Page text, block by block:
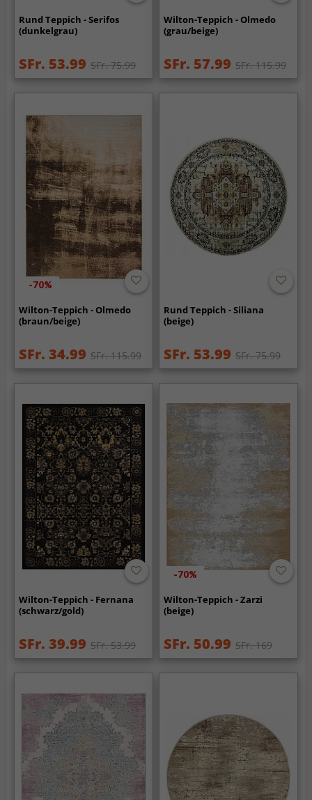
Rund Teppich - Serifos
(dunkelgrau)
SFr. 53.99 SFr. 75.99
Wilton-Teppich - Olmedo
(grau/beige)
SFr. 57.99 SFr. 115.99
-70%
Wilton-Teppich - Olmedo
(braun/beige)
SFr. 34.99 SFr. 115.99
Rund Teppich - Siliana
(beige)
SFr. 53.99 SFr. 75.99
Wilton-Teppich - Fernana
(schwarz/gold)
SFr. 39.99 SFr. 53.99
-70%
Wilton-Teppich - Zarzi
(beige)
SFr. 50.99 SFr. 169